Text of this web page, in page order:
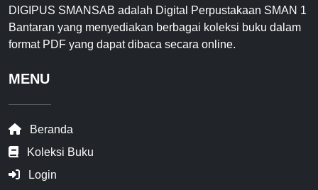
DIGIPUS SMANSAB adalah Digital Perpustakaan SMAN 1
Bantaran yang menyediakan berbagai koleksi buku dalam
format PDF yang dapat dibaca secara online.
MENU
Beranda
Koleksi Buku
Login